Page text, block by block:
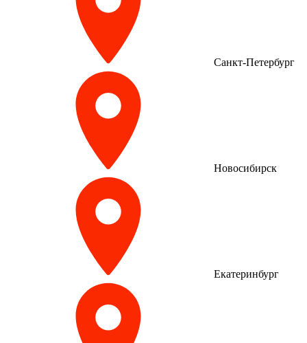
Санкт-Петербург
Новосибирск
Екатеринбург